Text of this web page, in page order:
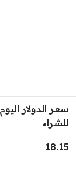
سعر الدولار اليوم
للشراء
18.15